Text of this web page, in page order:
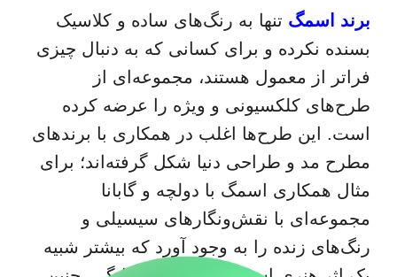
برند اسمگ تنها به رنگ‌های ساده و کلاسیک
بسنده نکرده و برای کسانی که به دنبال چیزی
فراتر از معمول هستند، مجموعه‌ای از
طرح‌های کلکسیونی و ویژه را عرضه کرده
است. این طرح‌ها اغلب در همکاری با برندهای
مطرح مد و طراحی دنیا شکل گرفته‌اند؛ برای
مثال همکاری اسمگ با دولچه و گابانا
مجموعه‌ای با نقش‌ونگارهای سیسیلی و
رنگ‌های زنده را به وجود آورد که بیشتر شبیه